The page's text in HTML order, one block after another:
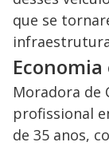
que se
Moradora de
profissional
de 35 anos,